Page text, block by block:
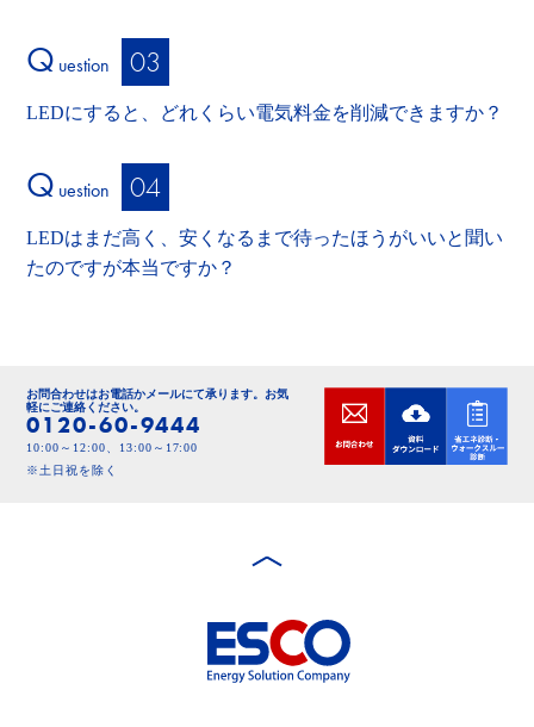
Q uestion
LEDにすると、どれくらい電気料金を削減できますか？
Q uestion
LEDはまだ高く、安くなるまで待ったほうがいいと聞い
たのですが本当ですか？
お問合わせはお電話かメールにて承ります。 お気
軽にご連絡ください。
0120-60-9444
10:00～12:00、13:00～17:00
※土日祝を除く